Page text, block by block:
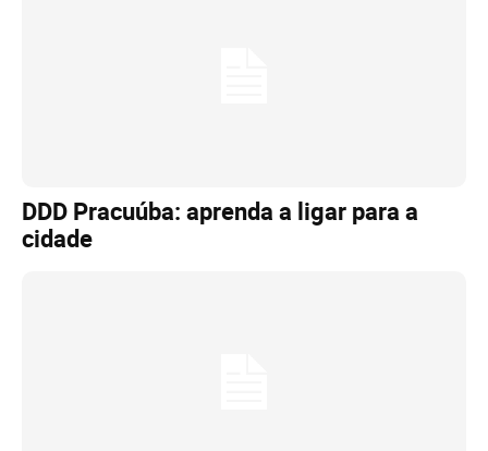
DDD Pracuúba: aprenda a ligar para a
cidade